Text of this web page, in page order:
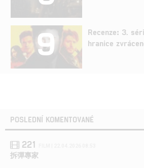
9
Recenze: 3.
hranice
POSLEDNÍ KOMENTOVANÉ
221
拆彈專家